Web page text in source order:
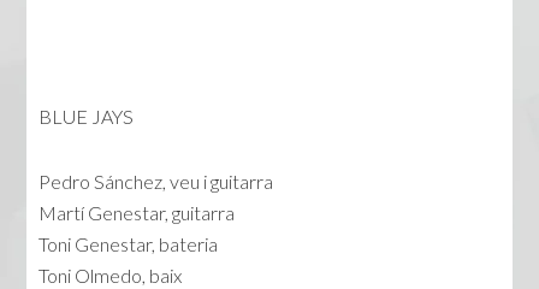
BLUE JAYS
Pedro Sánchez, veu i guitarra
Martí Genestar, guitarra
Toni Genestar, bateria
Toni Olmedo, baix